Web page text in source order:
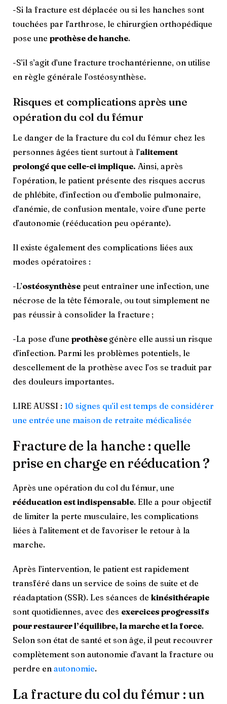
-Si la fracture est déplacée ou si les hanches sont
touchées par l’arthrose, le chirurgien orthopédique
pose une prothèse de hanche.
-S’il s’agit d’une fracture trochantérienne, on utilise
en règle générale l’ostéosynthèse.
Risques et complications après une
opération du col du fémur
Le danger de la fracture du col du fémur chez les
personnes âgées tient surtout à l’alitement
prolongé que celle-ci implique. Ainsi, après
l’opération, le patient présente des risques accrus
de phlébite, d’infection ou d’embolie pulmonaire,
d’anémie, de confusion mentale, voire d’une perte
d’autonomie (rééducation peu opérante).
Il existe également des complications liées aux
modes opératoires :
-L’ostéosynthèse peut entraîner une infection, une
nécrose de la tête fémorale, ou tout simplement ne
pas réussir à consolider la fracture ;
-La pose d’une prothèse génère elle aussi un risque
d’infection. Parmi les problèmes potentiels, le
descellement de la prothèse avec l’os se traduit par
des douleurs importantes.
LIRE AUSSI : 10 signes qu’il est temps de considérer
une entrée une maison de retraite médicalisée
Fracture de la hanche : quelle
prise en charge en rééducation ?
Après une opération du col du fémur, une
rééducation est indispensable. Elle a pour objectif
de limiter la perte musculaire, les complications
liées à l’alitement et de favoriser le retour à la
marche.
Après l’intervention, le patient est rapidement
transféré dans un service de soins de suite et de
réadaptation (SSR). Les séances de kinésithérapie
sont quotidiennes, avec des exercices progressifs
pour restaurer l’équilibre, la marche et la force.
Selon son état de santé et son âge, il peut recouvrer
complètement son autonomie d’avant la fracture ou
perdre en autonomie.
La fracture du col du fémur : un